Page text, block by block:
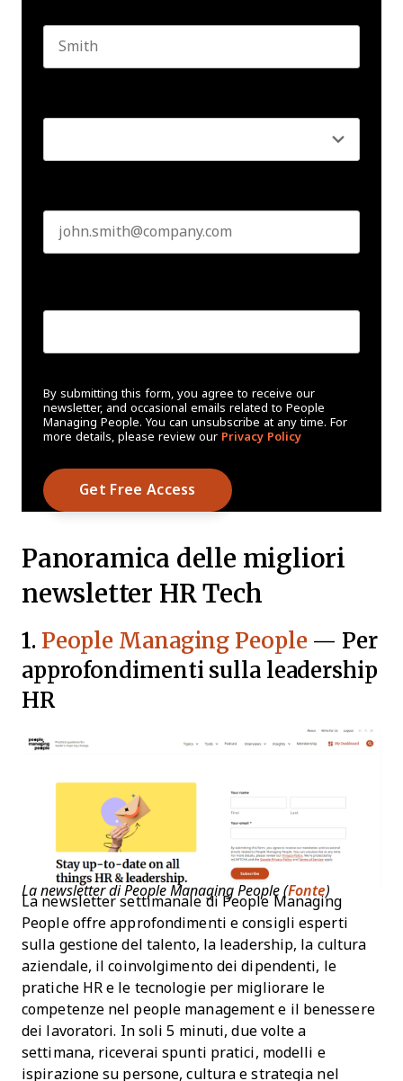
By submitting this form, you agree to receive our
newsletter, and occasional emails related to People
Managing People. You can unsubscribe at any time. For
more details, please review our Privacy Policy
Panoramica delle migliori
newsletter HR Tech
1. People Managing People— Per
approfondimenti sulla leadership
HR
La newsletter di People Managing People (Fonte)
La newsletter settimanale di People Managing
People offre approfondimenti e consigli esperti
sulla gestione del talento, la leadership, la cultura
aziendale, il coinvolgimento dei dipendenti, le
pratiche HR e le tecnologie per migliorare le
competenze nel people management e il benessere
dei lavoratori. In soli 5 minuti, due volte a
settimana, riceverai spunti pratici, modelli e
ispirazione su persone, cultura e strategia nel